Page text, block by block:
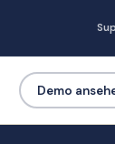
Demo